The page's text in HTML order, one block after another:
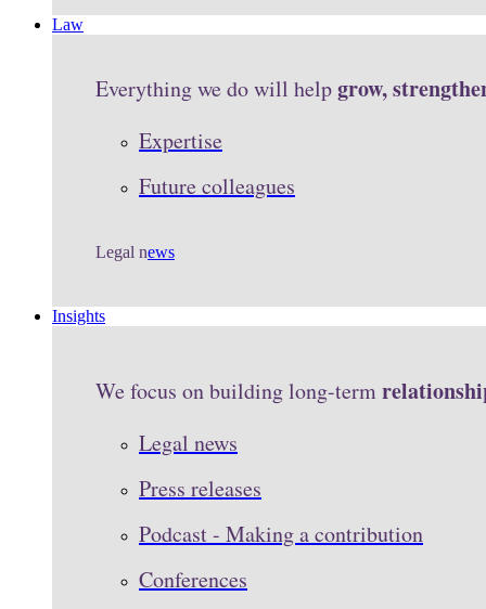
Law
Everything we do will helpgrow,
Expertise
Future colleagues
Legal news
Insights
We focus on building long-term
Legal news
Press releases
Podcast - Making a contribution
Conferences